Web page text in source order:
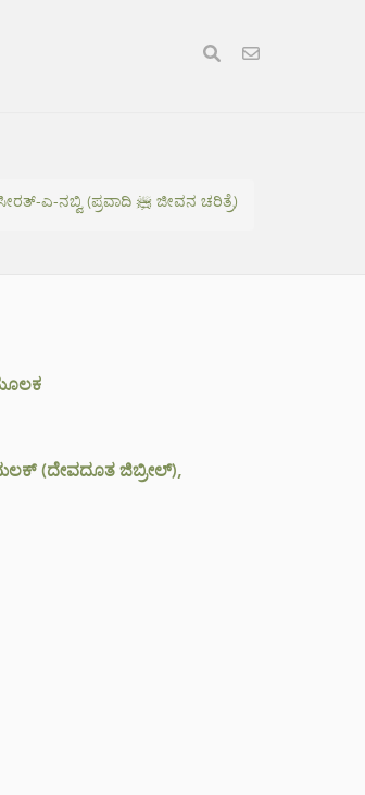
ಸೀರತ್-ಎ-ನಬ್ವಿ (ಪ್ರವಾದಿ ﷺ ಜೀವನ ಚರಿತ್ರೆ)
ಮಲಕ್ (ದೇವದೂತ ಜಿಬ್ರೀಲ್),